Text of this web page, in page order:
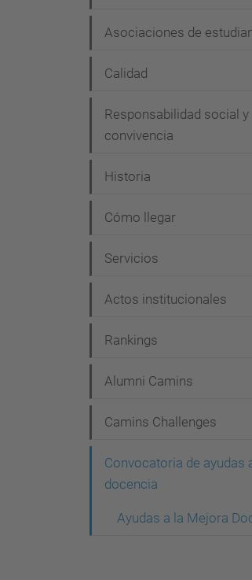
g
a
i
n
Asociaciones de
Calidad
Responsabilidad social y
convivencia
Historia
Cómo llegar
Servicios
Actos institucionales
Rankings
Alumni Camins
Camins Challenges
Convocatoria de ayudas
docencia
Ayudas a la Mejora